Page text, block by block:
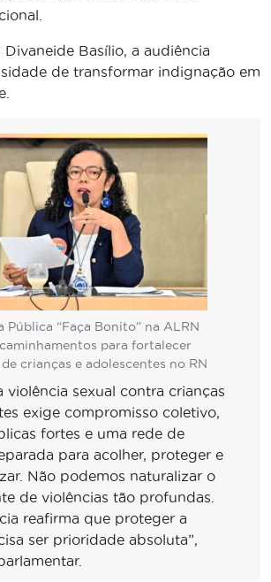
Basílio, a audiência
de transformar indignação em
Pública “Faça Bonito” na ALRN
para fortalecer
crianças e adolescentes no RN
violência sexual contra crianças
exige compromisso coletivo,
fortes e uma rede de
para acolher, proteger e
Não podemos naturalizar o
de violências tão profundas.
reafirma que proteger a
ser prioridade absoluta”,